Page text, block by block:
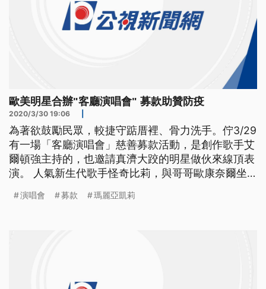
歐美明星合辦"客廳演唱會" 募款助贊防疫
2020/3/30 19:06
為著欲鼓勵民眾，較捷守踮厝裡、骨力洗手。佇3/29
有一場「客廳演唱會」慈善募款活動，是創作歌手艾
爾頓強主持的，也邀請真濟大跤的明星做伙來線頂表
演。 人氣新生代歌手怪奇比莉，與哥哥歐康奈爾坐
應新冠病毒疫情，鼓勵民眾少出門多待在家，展現患
演唱會 募款 瑪麗亞凱莉